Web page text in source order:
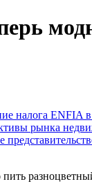
налога ENFIA
рынка